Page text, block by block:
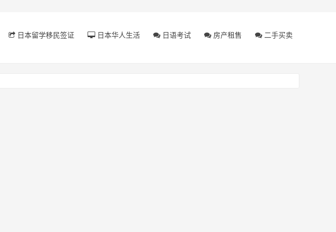
日本留学移民签证 日本华人生活 日语考试 房产租售 二手买卖